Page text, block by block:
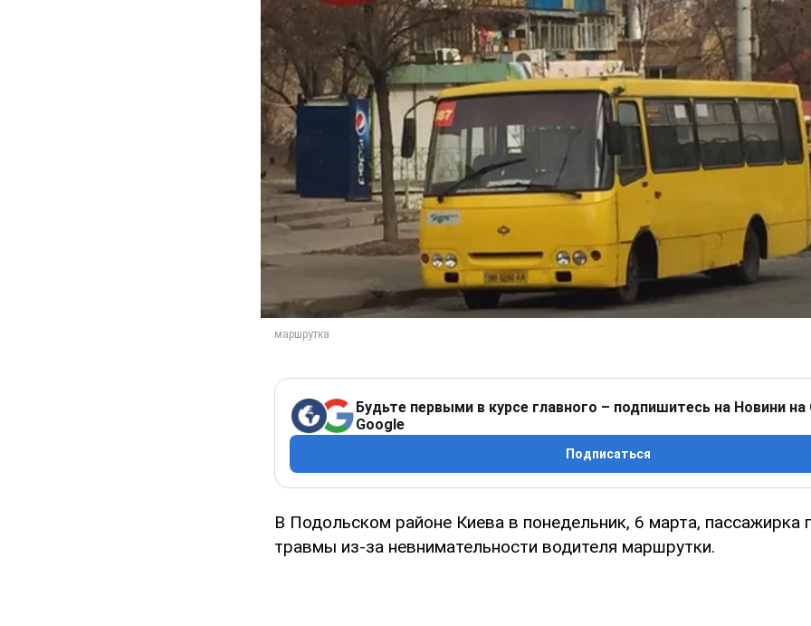
Будьте первыми в курсе главного – подпишитесь на Новини на
Google
Подписаться
В Подольском районе Киева в понедельник, 6 марта, пассажирка
травмы из-за невнимательности водителя маршрутки.